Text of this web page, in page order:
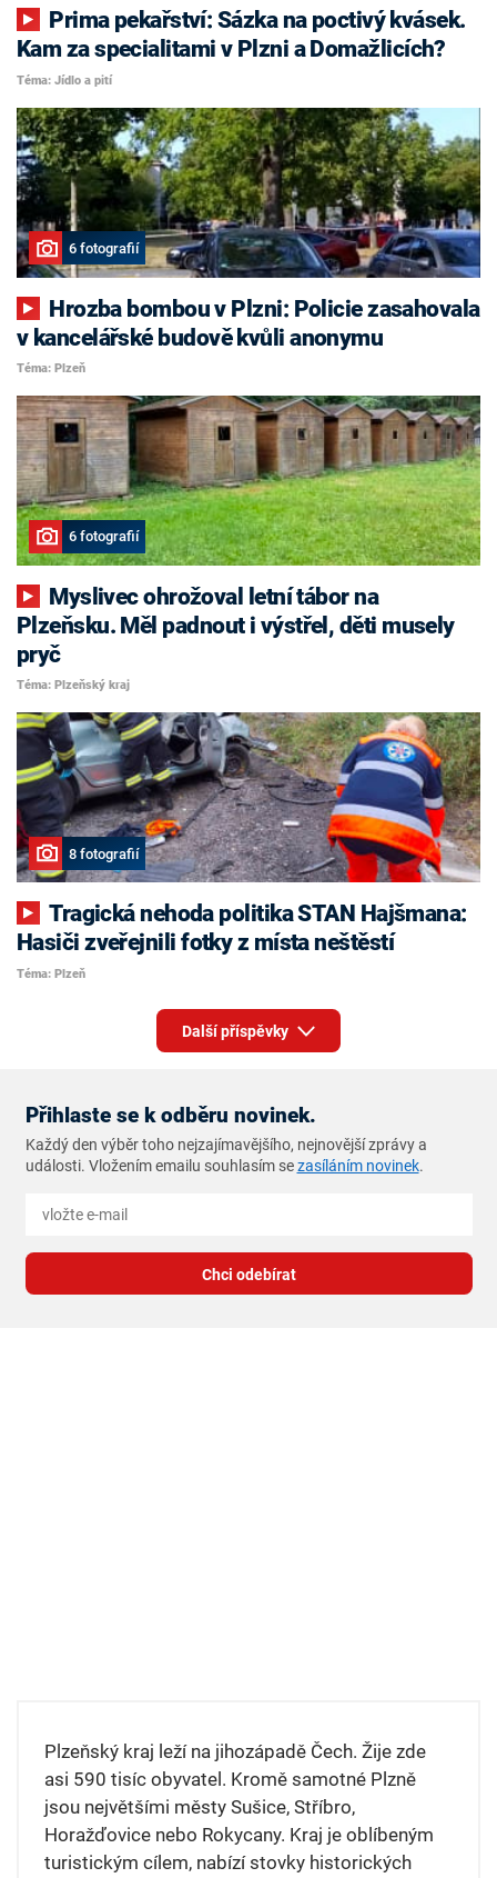
Kam za specialitami v Plzni a Domažlicích?
Téma: Jídlo a pití
6 fotografií
v kancelářské budově kvůli anonymu
Téma: Plzeň
6 fotografií
Plzeňsku. Měl padnout i výstřel, děti musely
pryč
Téma: Plzeňský kraj
8 fotografií
Tragická nehoda politika STAN Hajšmana:
Hasiči zveřejnili fotky z místa neštěstí
Téma: Plzeň
Další příspěvky
Přihlaste se k odběru novinek.
Každý den výběr toho nejzajímavějšího, nejnovější zprávy a
události. Vložením emailu souhlasím sezasíláním novinek.
Chci odebírat
Plzeňský kraj leží na jihozápadě Čech. Žije zde
asi 590 tisíc obyvatel. Kromě samotné Plzně
jsou největšími městy Sušice, Stříbro,
Horažďovice nebo Rokycany. Kraj je oblíbeným
turistickým cílem, nabízí stovky historických